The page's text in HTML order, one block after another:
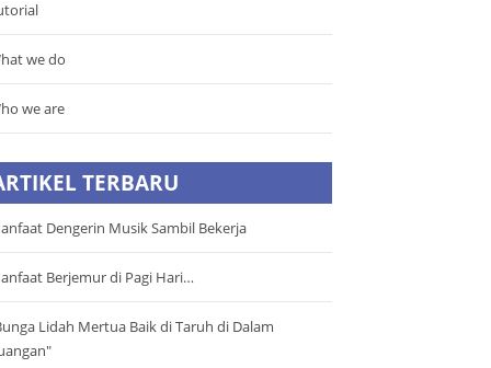
we do
we are
TERBARU
Dengerin Musik Sambil Bekerja
Berjemur di Pagi Hari…
Lidah Mertua Baik di Taruh di Dalam